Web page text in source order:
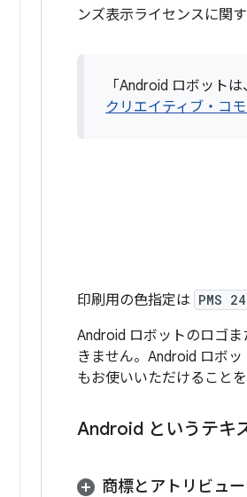
ンズ表示ライセンスに関
「Android ロボット
クリエイティブ・コ
印刷用の色指定は PMS
Android ロボットのロゴ
きません。Android ロボ
もお使いいただけることを
Android というテキ
商標とアトリビュ